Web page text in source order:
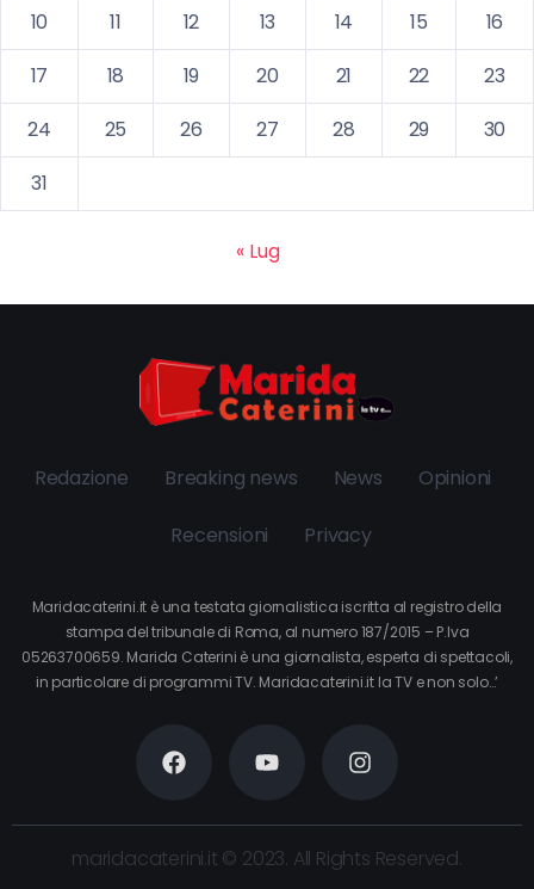
10
11 12 13 14 15
16
17
18 19 20 21 22
23
24
25 26 27 28 29
30
31
« Lug
Redazione Breaking news News Opinioni
Recensioni Privacy
Maridacaterini.it è una testata giornalistica iscritta al registro della
stampa del tribunale di Roma, al numero 187/2015 – P.Iva
05263700659. Marida Caterini è una giornalista, esperta di spettacoli,
in particolare di programmi TV. Maridacaterini.it la TV e non solo…’
maridacaterini.it © 2023. All Rights Reserved.